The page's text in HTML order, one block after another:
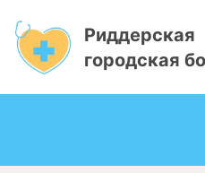
Риддерская
городская